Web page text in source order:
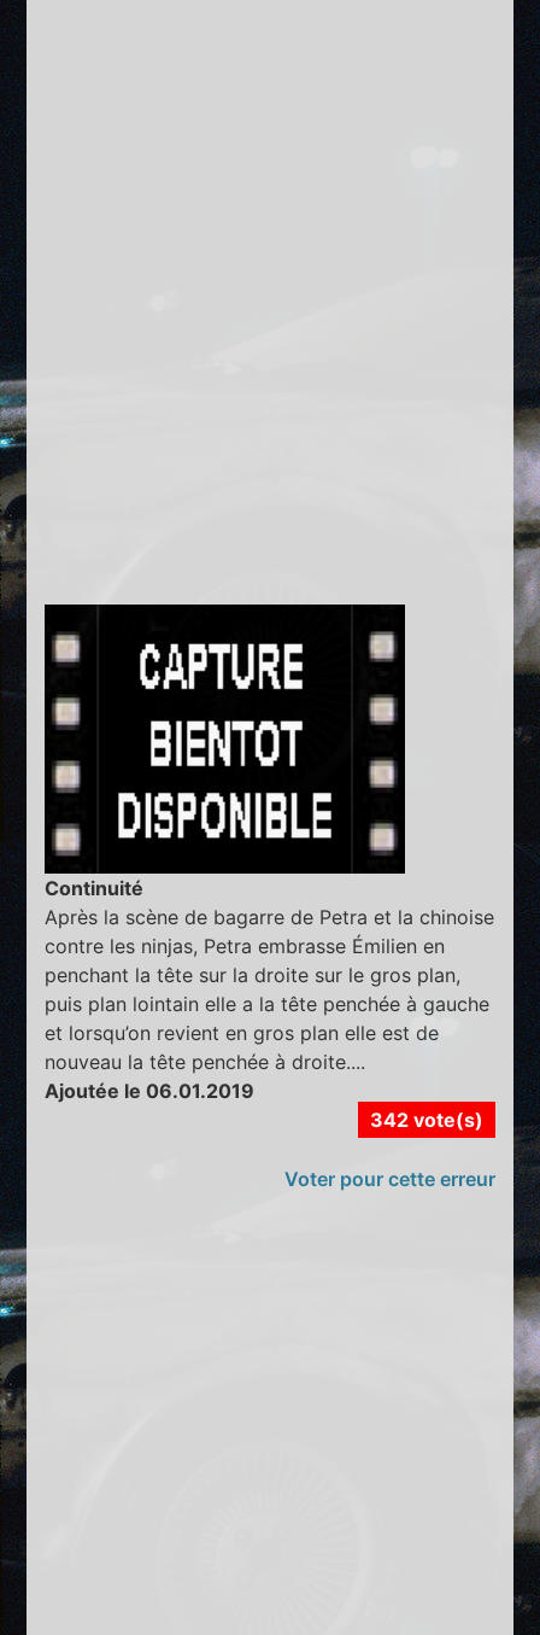
Continuité
Après la scène de bagarre de Petra et la chinoise
contre les ninjas, Petra embrasse Émilien en
penchant la tête sur la droite sur le gros plan,
puis plan lointain elle a la tête penchée à gauche
et lorsqu’on revient en gros plan elle est de
nouveau la tête penchée à droite....
Ajoutée le 06.01.2019
342 vote(s)
Voter pour cette erreur